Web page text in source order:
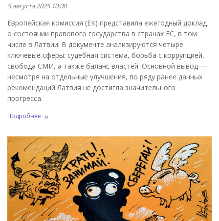
5 августа 2025 10:00
Европейская комиссия (ЕК) представила ежегодный доклад
о состоянии правового государства в странах ЕС, в том
числе в Латвии. В документе анализируются четыре
ключевые сферы: судебная система, борьба с коррупцией,
свобода СМИ, а также баланс властей. Основной вывод —
несмотря на отдельные улучшения, по ряду ранее данных
рекомендаций Латвия не достигла значительного
прогресса.
Подробнее